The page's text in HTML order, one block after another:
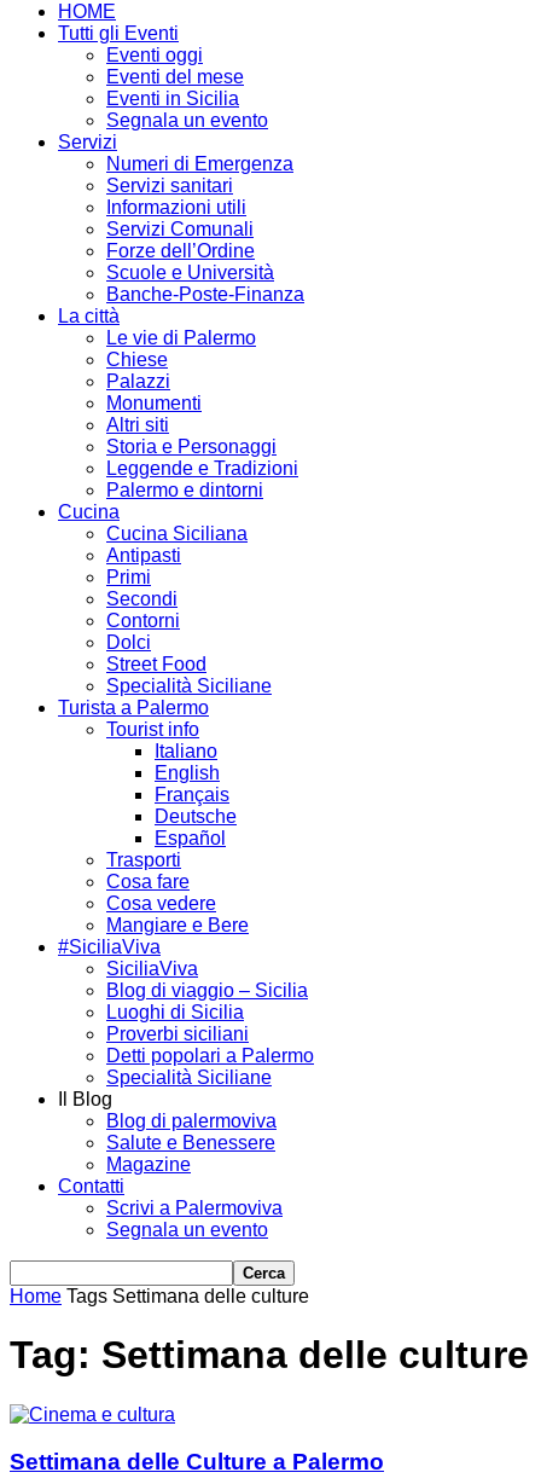
HOME
Tutti gli Eventi
Eventi oggi
Eventi del mese
Eventi in Sicilia
Segnala un evento
Servizi
Numeri di Emergenza
Servizi sanitari
Informazioni utili
Servizi Comunali
Forze dell’Ordine
Scuole e Università
Banche-Poste-Finanza
La città
Le vie di Palermo
Chiese
Palazzi
Monumenti
Altri siti
Storia e Personaggi
Leggende e Tradizioni
Palermo e dintorni
Cucina
Cucina Siciliana
Antipasti
Primi
Secondi
Contorni
Dolci
Street Food
Specialità Siciliane
Turista a Palermo
Tourist info
Italiano
English
Français
Deutsche
Español
Trasporti
Cosa fare
Cosa vedere
Mangiare e Bere
#SiciliaViva
SiciliaViva
Blog di viaggio – Sicilia
Luoghi di Sicilia
Proverbi siciliani
Detti popolari a Palermo
Specialità Siciliane
Il Blog
Blog di palermoviva
Salute e Benessere
Magazine
Contatti
Scrivi a Palermoviva
Segnala un evento
Home Tags Settimana delle culture
Tag: Settimana delle culture
Settimana delle Culture a Palermo